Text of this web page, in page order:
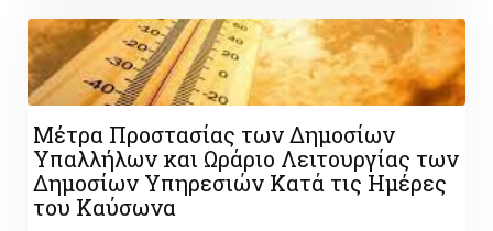
Μέτρα Προστασίας των Δημοσίων
Υπαλλήλων και Ωράριο Λειτουργίας των
Δημοσίων Υπηρεσιών Κατά τις Ημέρες
του Καύσωνα